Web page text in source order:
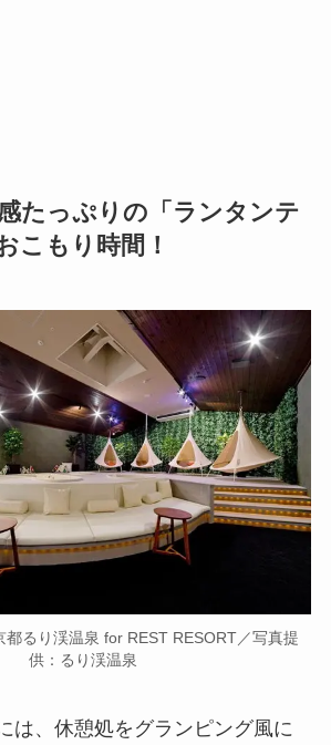
たっぷりの「ランタンテ
こもり時間！
都るり渓温泉 for REST RESORT／写真提
供：るり渓温泉
は、休憩処をグランピング風に